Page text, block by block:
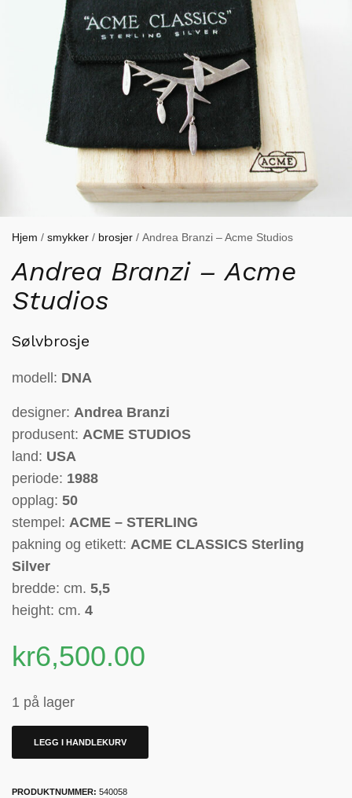
Hjem / smykker / brosjer / Andrea Branzi – Acme Studios
Andrea Branzi – Acme
Studios
Sølvbrosje
modell: DNA
designer: Andrea Branzi
produsent: ACME STUDIOS
land: USA
periode: 1988
opplag: 50
stempel: ACME – STERLING
pakning og etikett: ACME CLASSICS Sterling
Silver
bredde: cm. 5,5
height: cm. 4
kr6,500.00
1 på lager
LEGG I HANDLEKURV
PRODUKTNUMMER: 540058